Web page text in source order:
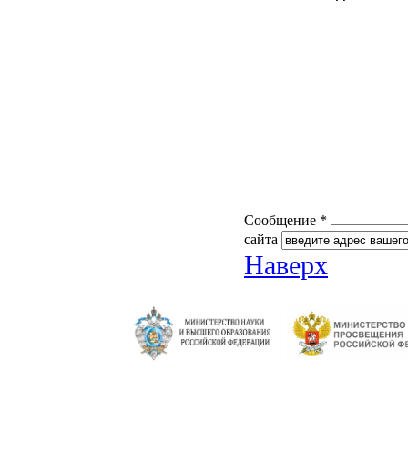
Сообщение *
сайта
Наверх